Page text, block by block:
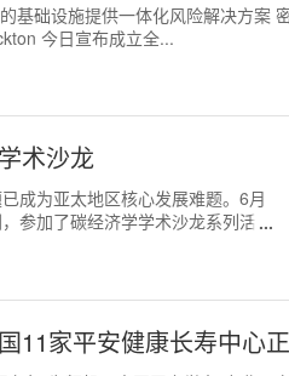
基础设施提供一体化风险解决方案
今日宣布成立全...
术沙龙
成为亚太地区核心发展难题。6月
参加了碳经济学学术沙龙系列活
11家平安健康长寿中心